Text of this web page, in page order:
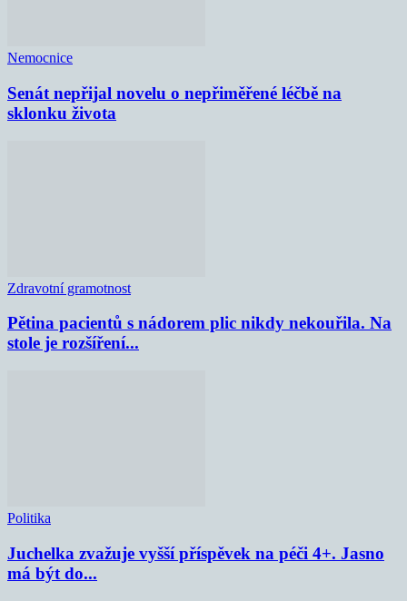
Nemocnice
Senát nepřijal novelu o nepřiměřené léčbě na
sklonku života
Zdravotní gramotnost
Pětina pacientů s nádorem plic nikdy nekouřila. Na
stole je rozšíření...
Politika
Juchelka zvažuje vyšší příspěvek na péči 4+. Jasno
má být do...